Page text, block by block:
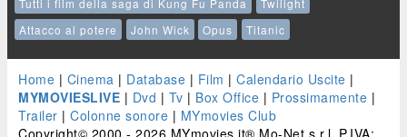
Attacco al potere
John Wick Opus Titanic
Home | Cinema | Database | Film | Calendario Uscite |
MYMOVIESLIVE | Dvd | Tv | Box Office | Prossimamente |
Trailer | Colonne sonore | MYmovies Club
Copyright© 2000 - 2026 MYmovies.it® Mo-Net s.r.l. P.IVA: